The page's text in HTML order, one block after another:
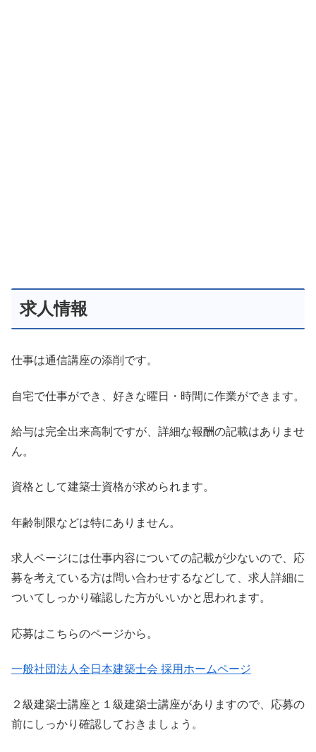
求人情報
仕事は通信講座の添削です。
自宅で仕事ができ、好きな曜日・時間に作業ができます。
給与は完全出来高制ですが、詳細な報酬の記載はありませ
ん。
資格として建築士資格が求められます。
年齢制限などは特にありません。
求人ページには仕事内容についての記載が少ないので、応
募を考えている方は問い合わせするなどして、求人詳細に
ついてしっかり確認した方がいいかと思われます。
応募はこちらのページから。
一般社団法人全日本建築士会 採用ホームページ
２級建築士講座と１級建築士講座がありますので、応募の
前にしっかり確認しておきましょう。